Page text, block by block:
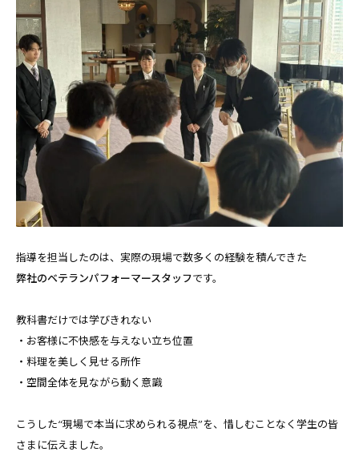
指導を担当したのは、実際の現場で数多くの経験を積んできた
弊社のベテランパフォーマースタッフです。
教科書だけでは学びきれない
・お客様に不快感を与えない立ち位置
・料理を美しく見せる所作
・空間全体を見ながら動く意識
こうした“現場で本当に求められる視点”を、惜しむことなく学生の皆
さまに伝えました。